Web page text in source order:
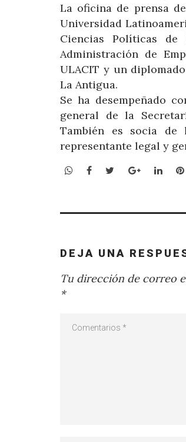
La oficina de prensa
Universidad
Ciencias Políticas de
Administración de
ULACIT y un
La Antigua.
Se ha desempeñado
general de la
También es socia de
representante legal y
WhatsApp
Facebook
TwitterGoogle+
DEJA UNA
Tu dirección de correo
*